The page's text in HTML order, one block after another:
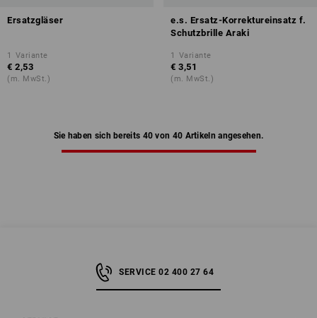
Ersatzgläser
1 Variante
€ 2,53
(m. MwSt.)
e.s. Ersatz-Korrektureinsatz f.
Schutzbrille Araki
1 Variante
€ 3,51
(m. MwSt.)
Sie haben sich bereits 40 von 40 Artikeln angesehen.
SERVICE 02 400 27 64